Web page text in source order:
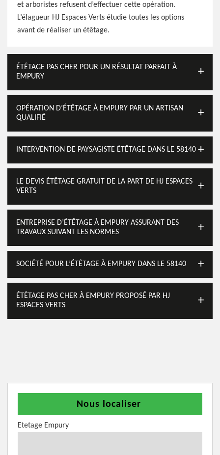
et arboristes refusent d’effectuer cette opération.
L’élagueur HJ Espaces Verts étudie toutes les options
avant de réaliser un étêtage.
ÉTÊTAGE PAS CHER POUR UN RÉSULTAT PARFAIT À
EMPURY
OPÉRATION D’ÉTÊTAGE À EMPURY PAR UN ARTISAN
QUALIFIÉ
INTERVENTION DE PAYSAGISTE ÉTÊTAGE DANS LE 58140
LE DEVIS ÉTÊTAGE GRATUIT DE LA PART DE HJ ESPACES
VERTS
ENTREPRISE D’ÉTÊTAGE À EMPURY ASSURANT DES
TRAVAUX SUIVANT LES NORMES
SOCIÉTÉ POUR L’ÉTÊTAGE À EMPURY DANS LE 58140
ÉTÊTAGE PAS CHER À EMPURY PROPOSÉ PAR HJ
ESPACES VERTS
Nous localiser
Etetage Empury